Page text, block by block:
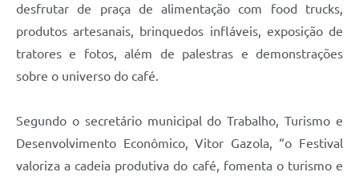
desfrutar de praça de alimentação com food trucks,
produtos artesanais, brinquedos infláveis, exposição de
tratores e fotos, além de palestras e demonstrações
sobre o universo do café.
Segundo o secretário municipal do Trabalho, Turismo e
Desenvolvimento Econômico, Vitor Gazola, “o Festival
valoriza a cadeia produtiva do café, fomenta o turismo e